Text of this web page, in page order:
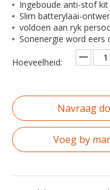
Ingeboude anti-stof
Slim batterylaai-
voldoen aan ryk
Sonenergie word eers
Hoeveelheid:
Navraag
Voeg by